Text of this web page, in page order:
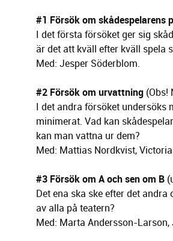
#1 Försök om skådespelarens
I det första försöket ger sig
är det att kväll efter kväll spela
Med: Jesper Söderblom.
#2 Försök om urvattning (Obs!
I det andra försöket undersöks
minimerat. Vad kan
kan man vattna ur dem?
Med: Mattias Nordkvist,
#3 Försök om A och sen om B
Det ena ska ske efter det
av alla på teatern?
Med: Marta Andersson-